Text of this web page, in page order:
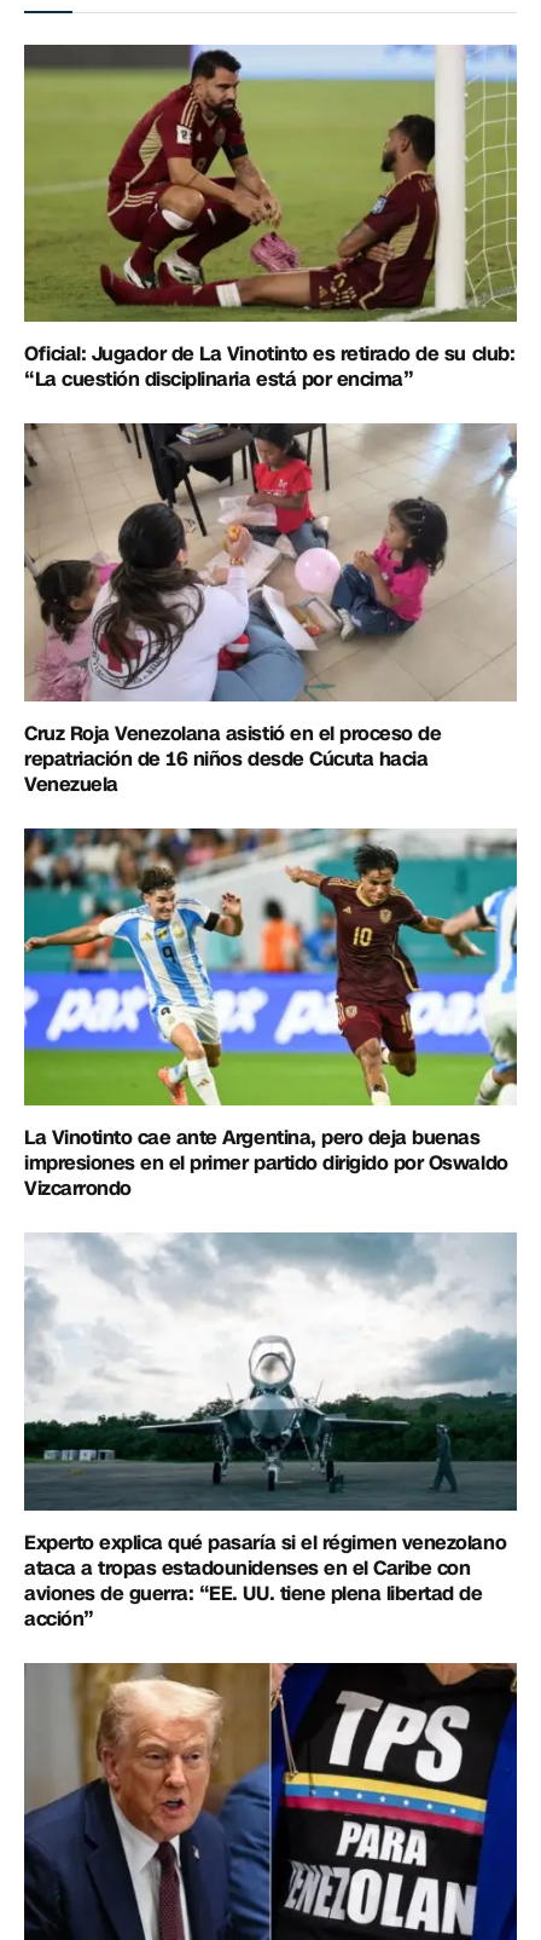
Oficial: Jugador de La Vinotinto es retirado de su club:
“La cuestión disciplinaria está por encima”
Cruz Roja Venezolana asistió en el proceso de
repatriación de 16 niños desde Cúcuta hacia
Venezuela
La Vinotinto cae ante Argentina, pero deja buenas
impresiones en el primer partido dirigido por Oswaldo
Vizcarrondo
Experto explica qué pasaría si el régimen venezolano
ataca a tropas estadounidenses en el Caribe con
aviones de guerra: “EE. UU. tiene plena libertad de
acción”